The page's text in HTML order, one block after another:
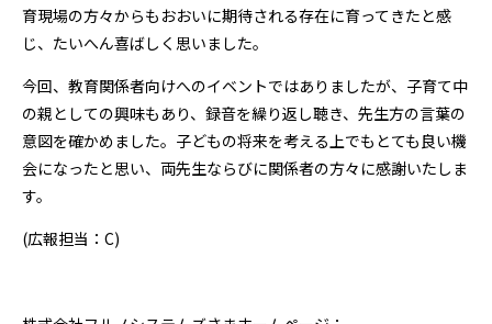
育現場の方々からもおおいに期待される存在に育ってきたと感
じ、たいへん喜ばしく思いました。
今回、教育関係者向けへのイベントではありましたが、子育て中
の親としての興味もあり、録音を繰り返し聴き、先生方の言葉の
意図を確かめました。子どもの将来を考える上でもとても良い機
会になったと思い、両先生ならびに関係者の方々に感謝いたしま
す。
(広報担当：C)